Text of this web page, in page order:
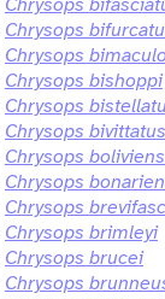
Chrysops
Chrysops
Chrysops bishoppi
Chrysops
Chrysops bivittatus
Chrysops
Chrysops
Chrysops
Chrysops brimleyi
Chrysops brucei
Chrysops